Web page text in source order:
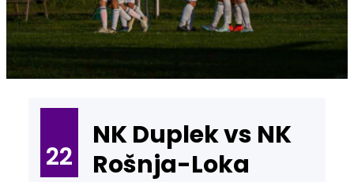
22
NK Duplek vs NK
Rošnja-Loka